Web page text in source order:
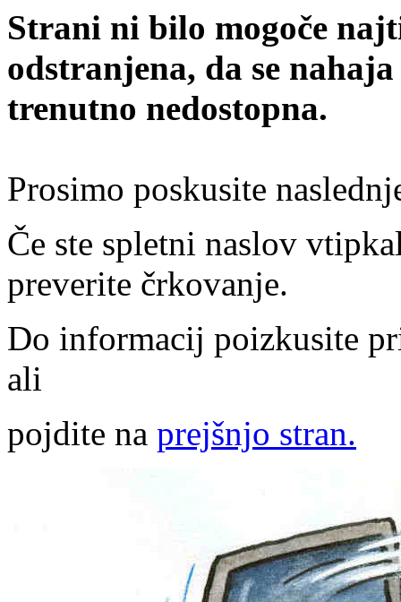
Strani ni bilo mogoče
odstranjena, da se
trenutno nedostopna.
Prosimo poskusite
Če ste spletni naslov
preverite črkovanje.
Do informacij poizkusite
ali
pojdite na prejšnjo stran.